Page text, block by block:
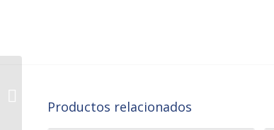
Productos relacionados
CANTABRICO ACEITE